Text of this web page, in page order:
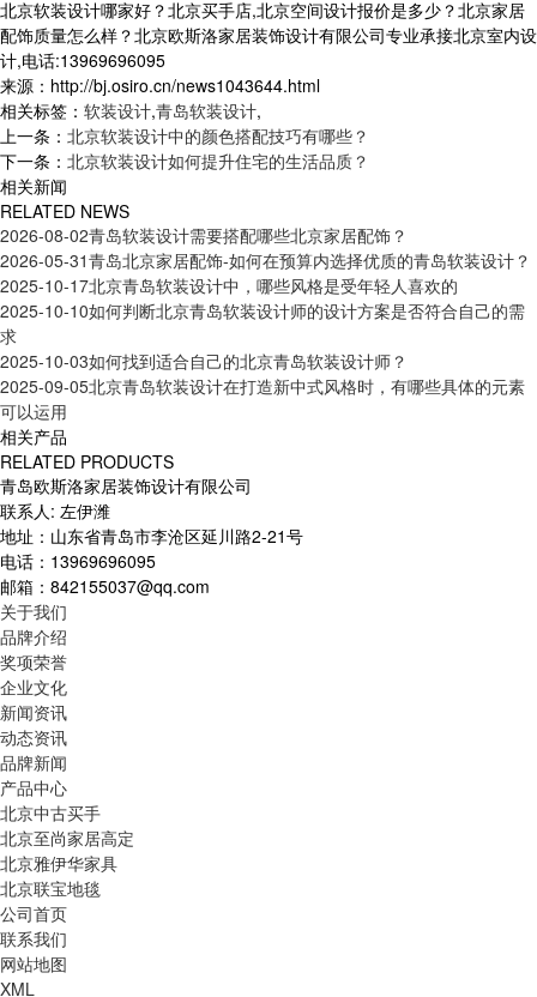
北京软装设计哪家好？北京买手店,北京空间设计报价是多少？北京家居
配饰质量怎么样？北京欧斯洛家居装饰设计有限公司专业承接北京室内设
计,电话:13969696095
来源：http://bj.osiro.cn/news1043644.html
相关标签： 软装设计,青岛软装设计,
上一条： 北京软装设计中的颜色搭配技巧有哪些？
下一条： 北京软装设计如何提升住宅的生活品质？
相关新闻
RELATED NEWS
2026-08-02青岛软装设计需要搭配哪些北京家居配饰？
2026-05-31青岛北京家居配饰-如何在预算内选择优质的青岛软装设计？
2025-10-17北京青岛软装设计中，哪些风格是受年轻人喜欢的
2025-10-10如何判断北京青岛软装设计师的设计方案是否符合自己的需
求
2025-10-03如何找到适合自己的北京青岛软装设计师？
2025-09-05北京青岛软装设计在打造新中式风格时，有哪些具体的元素
可以运用
相关产品
RELATED PRODUCTS
青岛欧斯洛家居装饰设计有限公司
联系人: 左伊潍
地址：山东省青岛市李沧区延川路2-21号
电话：13969696095
邮箱：842155037@qq.com
关于我们
品牌介绍
奖项荣誉
企业文化
新闻资讯
动态资讯
品牌新闻
产品中心
北京中古买手
北京至尚家居高定
北京雅伊华家具
北京联宝地毯
公司首页
联系我们
网站地图
XML